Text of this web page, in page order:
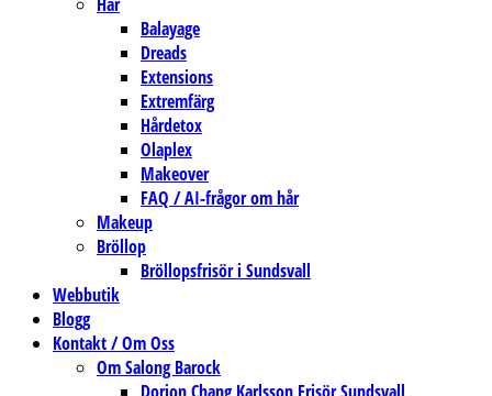
Balayage
Dreads
Extensions
Extremfärg
Hårdetox
Olaplex
Makeover
FAQ / AI-frågor om hår
Makeup
Bröllop
Bröllopsfrisör i Sundsvall
Webbutik
Blogg
Kontakt / Om Oss
Om Salong Barock